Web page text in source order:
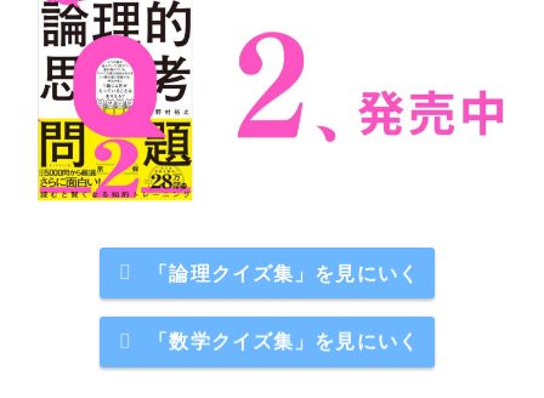
「論理クイズ集」を見にいく
「数学クイズ集」を見にいく